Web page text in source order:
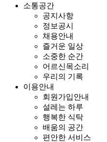
소통공간
공지사항
정보공시
채용안내
즐거운 일상
소중한 순간
어르신목소리
우리의 기록
이용안내
회원가입안내
설레는 하루
행복한 식탁
배움의 공간
편안한 서비스